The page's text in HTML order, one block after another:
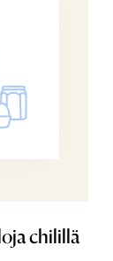
chilillä